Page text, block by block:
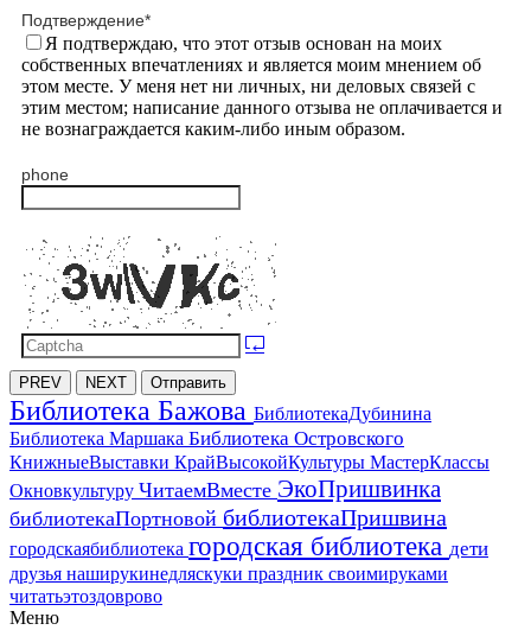
Подтверждение*
Я подтверждаю, что этот отзыв основан на моих
собственных впечатлениях и является моим мнением об
этом месте. У меня нет ни личных, ни деловых связей с
этим местом; написание данного отзыва не оплачивается и
не вознаграждается каким-либо иным образом.
phone
PREV NEXT Отправить
Библиотека Бажова БиблиотекаДубинина
Библиотека Маршака Библиотека Островского
КнижныеВыставки КрайВысокойКультуры МастерКлассы
Окновкультуру ЧитаемВместе ЭкоПришвинка
библиотекаПортновой библиотекаПришвина
городскаябиблиотека городская библиотека дети
друзья наширукинедляскуки праздник своимируками
читатьэтоздоврово
Меню